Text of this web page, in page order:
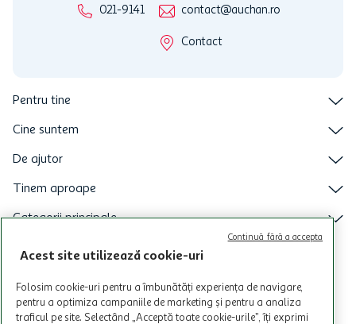
021-9141 contact@auchan.ro
Contact
Pentru tine
Cine suntem
De ajutor
Tinem aproape
Categorii principale
Intra acum in aplicatia Auchan
Acest site utilizează cookie-uri
Folosim cookie-uri pentru a îmbunătăți experiența de navigare,
pentru a optimiza campaniile de marketing și pentru a analiza
traficul pe site. Selectând „Acceptă toate cookie-urile”, îți exprimi
Continuă fără a accepta